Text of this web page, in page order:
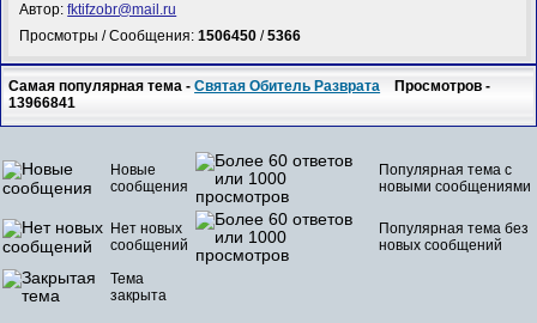
Автор:fktifzobr@mail.ru
Просмотры / Сообщения:1506450 /5366
Самая популярная тема -Святая Обитель Разврата Просмотров -
13966841
Новые
сообщения
Популярная тема с
новыми сообщениями
Нет новых
сообщений
Популярная тема без
новых сообщений
Тема
закрыта